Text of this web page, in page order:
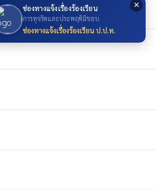
✕
ช่องทางแจ้งเรื่องร้องเรียน
การทุจริตและประพฤติมิชอบ
ช่องทางแจ้งเรื่องร้องเรียน ป.ป.ท.